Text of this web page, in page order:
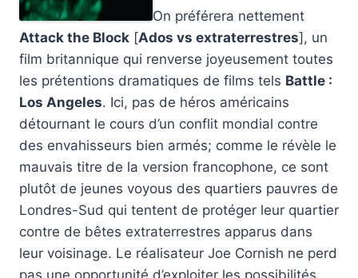
On préférera nettement
Attack the Block [Ados vs extraterrestres], un
film britannique qui renverse joyeusement toutes
les prétentions dramatiques de films tels Battle :
Los Angeles. Ici, pas de héros américains
détournant le cours d’un conflit mondial contre
des envahisseurs bien armés; comme le révèle le
mauvais titre de la version francophone, ce sont
plutôt de jeunes voyous des quartiers pauvres de
Londres-Sud qui tentent de protéger leur quartier
contre de bêtes extraterrestres apparus dans
leur voisinage. Le réalisateur Joe Cornish ne perd
pas une opportunité d’exploiter les possibilités